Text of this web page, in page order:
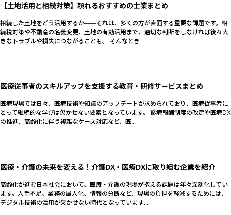
【土地活用と相続対策】頼れるおすすめの士業まとめ
相続した土地をどう活用するか――それは、多くの方が直面する重要な課題です。相
続税対策や不動産の名義変更、土地の有効活用まで、適切な判断をしなければ後々大
きなトラブルや損失につながることも。 そんなとき...
医療従事者のスキルアップを支援する教育・研修サービスまとめ
医療現場では日々、医療技術や知識のアップデートが求められており、医療従事者に
とって継続的な学びは欠かせない要素となっています。 診療報酬制度の改定や医療DX
の推進、高齢化に伴う複雑なケース対応など、医...
医療・介護の未来を変える！介護DX・医療DXに取り組む企業を紹介
高齢化が進む日本社会において、医療・介護の現場が抱える課題は年々深刻化してい
ます。人手不足、業務の属人化、情報の分断など、現場の負担を軽減するためには、
デジタル技術の活用が欠かせない時代となっています...